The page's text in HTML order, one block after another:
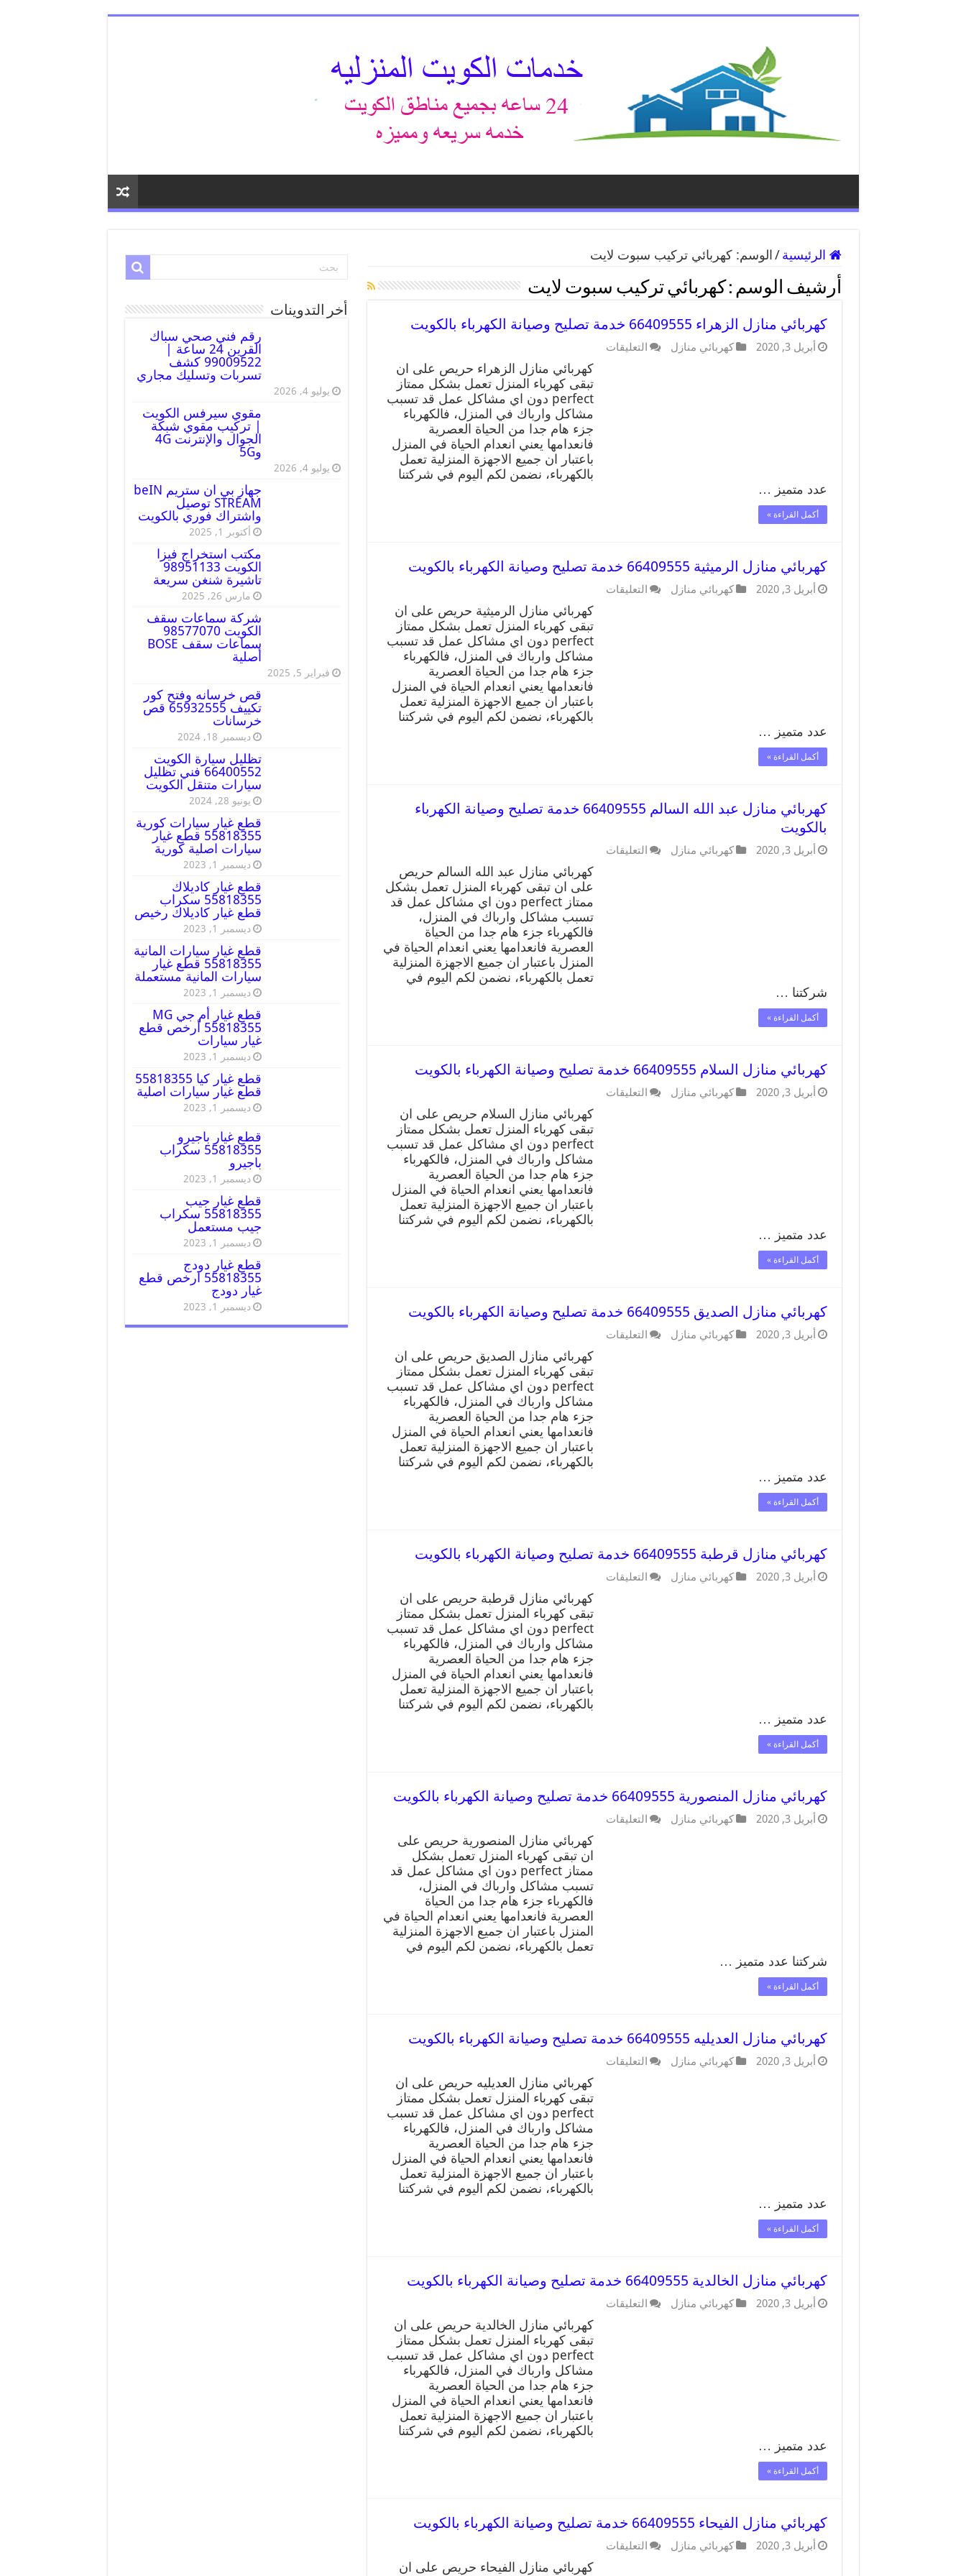
الرئيسية / الوسم:كهربائي تركيب سبوت لايت
أرشيف الوسم : كهربائي تركيب سبوت لايت
كهربائي منازل الزهراء 66409555 خدمة تصليح وصيانة الكهرباء بالكويت
أبريل 3, 2020 كهربائي منازل التعليقات
كهربائي منازل الزهراء حريص على ان
تبقى كهرباء المنزل تعمل بشكل ممتاز
perfect دون اي مشاكل عمل قد تسبب
مشاكل وارباك في المنزل، فالكهرباء
جزء هام جدا من الحياة العصرية
فانعدامها يعني انعدام الحياة في المنزل
باعتبار ان جميع الاجهزة المنزلية تعمل
بالكهرباء، نضمن لكم اليوم في شركتنا
عدد متميز …
أكمل القراءة »
كهربائي منازل الرميثية 66409555 خدمة تصليح وصيانة الكهرباء بالكويت
أبريل 3, 2020 كهربائي منازل التعليقات
كهربائي منازل الرميثية حريص على ان
تبقى كهرباء المنزل تعمل بشكل ممتاز
perfect دون اي مشاكل عمل قد تسبب
مشاكل وارباك في المنزل، فالكهرباء
جزء هام جدا من الحياة العصرية
فانعدامها يعني انعدام الحياة في المنزل
باعتبار ان جميع الاجهزة المنزلية تعمل
بالكهرباء، نضمن لكم اليوم في شركتنا
عدد متميز …
أكمل القراءة »
كهربائي منازل عبد الله السالم 66409555 خدمة تصليح وصيانة الكهرباء
بالكويت
أبريل 3, 2020 كهربائي منازل التعليقات
كهربائي منازل عبد الله السالم حريص
على ان تبقى كهرباء المنزل تعمل بشكل
ممتاز perfect دون اي مشاكل عمل قد
تسبب مشاكل وارباك في المنزل،
فالكهرباء جزء هام جدا من الحياة
العصرية فانعدامها يعني انعدام الحياة في
المنزل باعتبار ان جميع الاجهزة المنزلية
تعمل بالكهرباء، نضمن لكم اليوم في
شركتنا …
أكمل القراءة »
كهربائي منازل السلام 66409555 خدمة تصليح وصيانة الكهرباء بالكويت
أبريل 3, 2020 كهربائي منازل التعليقات
كهربائي منازل السلام حريص على ان
تبقى كهرباء المنزل تعمل بشكل ممتاز
perfect دون اي مشاكل عمل قد تسبب
مشاكل وارباك في المنزل، فالكهرباء
جزء هام جدا من الحياة العصرية
فانعدامها يعني انعدام الحياة في المنزل
باعتبار ان جميع الاجهزة المنزلية تعمل
بالكهرباء، نضمن لكم اليوم في شركتنا
عدد متميز …
أكمل القراءة »
كهربائي منازل الصديق 66409555 خدمة تصليح وصيانة الكهرباء بالكويت
أبريل 3, 2020 كهربائي منازل التعليقات
كهربائي منازل الصديق حريص على ان
تبقى كهرباء المنزل تعمل بشكل ممتاز
perfect دون اي مشاكل عمل قد تسبب
مشاكل وارباك في المنزل، فالكهرباء
جزء هام جدا من الحياة العصرية
فانعدامها يعني انعدام الحياة في المنزل
باعتبار ان جميع الاجهزة المنزلية تعمل
بالكهرباء، نضمن لكم اليوم في شركتنا
عدد متميز …
أكمل القراءة »
كهربائي منازل قرطبة 66409555 خدمة تصليح وصيانة الكهرباء بالكويت
أبريل 3, 2020 كهربائي منازل التعليقات
كهربائي منازل قرطبة حريص على ان
تبقى كهرباء المنزل تعمل بشكل ممتاز
perfect دون اي مشاكل عمل قد تسبب
مشاكل وارباك في المنزل، فالكهرباء
جزء هام جدا من الحياة العصرية
فانعدامها يعني انعدام الحياة في المنزل
باعتبار ان جميع الاجهزة المنزلية تعمل
بالكهرباء، نضمن لكم اليوم في شركتنا
عدد متميز …
أكمل القراءة »
كهربائي منازل المنصورية 66409555 خدمة تصليح وصيانة الكهرباء بالكويت
أبريل 3, 2020 كهربائي منازل التعليقات
كهربائي منازل المنصورية حريص على
ان تبقى كهرباء المنزل تعمل بشكل
ممتاز perfect دون اي مشاكل عمل قد
تسبب مشاكل وارباك في المنزل،
فالكهرباء جزء هام جدا من الحياة
العصرية فانعدامها يعني انعدام الحياة في
المنزل باعتبار ان جميع الاجهزة المنزلية
تعمل بالكهرباء، نضمن لكم اليوم في
شركتنا عدد متميز …
أكمل القراءة »
كهربائي منازل العديليه 66409555 خدمة تصليح وصيانة الكهرباء بالكويت
أبريل 3, 2020 كهربائي منازل التعليقات
كهربائي منازل العديليه حريص على ان
تبقى كهرباء المنزل تعمل بشكل ممتاز
perfect دون اي مشاكل عمل قد تسبب
مشاكل وارباك في المنزل، فالكهرباء
جزء هام جدا من الحياة العصرية
فانعدامها يعني انعدام الحياة في المنزل
باعتبار ان جميع الاجهزة المنزلية تعمل
بالكهرباء، نضمن لكم اليوم في شركتنا
عدد متميز …
أكمل القراءة »
كهربائي منازل الخالدية 66409555 خدمة تصليح وصيانة الكهرباء بالكويت
أبريل 3, 2020 كهربائي منازل التعليقات
كهربائي منازل الخالدية حريص على ان
تبقى كهرباء المنزل تعمل بشكل ممتاز
perfect دون اي مشاكل عمل قد تسبب
مشاكل وارباك في المنزل، فالكهرباء
جزء هام جدا من الحياة العصرية
فانعدامها يعني انعدام الحياة في المنزل
باعتبار ان جميع الاجهزة المنزلية تعمل
بالكهرباء، نضمن لكم اليوم في شركتنا
عدد متميز …
أكمل القراءة »
كهربائي منازل الفيحاء 66409555 خدمة تصليح وصيانة الكهرباء بالكويت
أبريل 3, 2020 كهربائي منازل التعليقات
كهربائي منازل الفيحاء حريص على ان
أخر التدوينات
رقم فني صحي سباك
القرين 24 ساعة |
99009522 كشف
تسربات وتسليك مجاري
يوليو 4, 2026
مقوي سيرفس الكويت
| تركيب مقوي شبكة
الجوال والإنترنت 4G
و5G
يوليو 4, 2026
جهاز بي ان ستريم beIN
STREAM توصيل
واشتراك فوري بالكويت
أكتوبر 1, 2025
مكتب استخراج فيزا
الكويت 98951133
تاشيرة شنغن سريعة
مارس 26, 2025
شركة سماعات سقف
الكويت 98577070
سماعات سقف BOSE
أصلية
فبراير 5, 2025
قص خرسانه وفتح كور
تكييف 65932555 قص
خرسانات
ديسمبر 18, 2024
تظليل سيارة الكويت
66400552 فني تظليل
سيارات متنقل الكويت
يونيو 28, 2024
قطع غيار سيارات كورية
55818355 قطع غيار
سيارات اصلية كورية
ديسمبر 1, 2023
قطع غيار كاديلاك
55818355 سكراب
قطع غيار كاديلاك رخيص
ديسمبر 1, 2023
قطع غيار سيارات المانية
55818355 قطع غيار
سيارات المانية مستعملة
ديسمبر 1, 2023
قطع غيار أم جي MG
55818355 أرخص قطع
غيار سيارات
ديسمبر 1, 2023
قطع غيار كيا 55818355
قطع غيار سيارات اصلية
ديسمبر 1, 2023
قطع غيار باجيرو
55818355 سكراب
باجيرو
ديسمبر 1, 2023
قطع غيار جيب
55818355 سكراب
جيب مستعمل
ديسمبر 1, 2023
قطع غيار دودج
55818355 ارخص قطع
غيار دودج
ديسمبر 1, 2023